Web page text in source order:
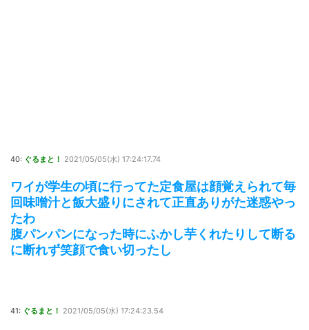
40: ぐるまと！ 2021/05/05(水) 17:24:17.74
ワイが学生の頃に行ってた定食屋は顔覚えられて毎
回味噌汁と飯大盛りにされて正直ありがた迷惑やっ
たわ
腹パンパンになった時にふかし芋くれたりして断る
に断れず笑顔で食い切ったし
41: ぐるまと！ 2021/05/05(水) 17:24:23.54